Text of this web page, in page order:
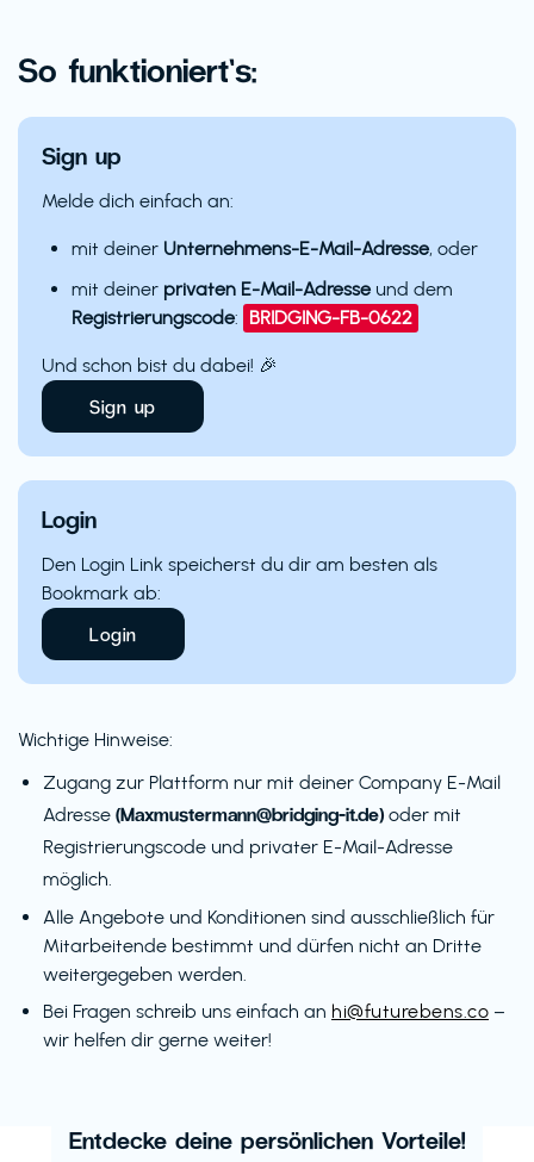
So funktioniert’s:
Sign up
Melde dich einfach an:
mit deiner Unternehmens-E-Mail-Adresse, oder
mit deiner privaten E-Mail-Adresse und dem
Registrierungscode: BRIDGING-FB-0622
Und schon bist du dabei! 🎉
Sign up
Login
Den Login Link speicherst du dir am besten als
Bookmark ab:
Login
Wichtige Hinweise:
Zugang zur Plattform nur mit deiner Company E-Mail
Adresse (Maxmustermann@bridging-it.de) oder mit
Registrierungscode und privater E-Mail-Adresse
möglich.
Alle Angebote und Konditionen sind ausschließlich für
Mitarbeitende bestimmt und dürfen nicht an Dritte
weitergegeben werden.
Bei Fragen schreib uns einfach an hi@futurebens.co –
wir helfen dir gerne weiter!
Entdecke deine persönlichen Vorteile!